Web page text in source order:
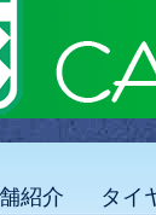
紹介 タイ